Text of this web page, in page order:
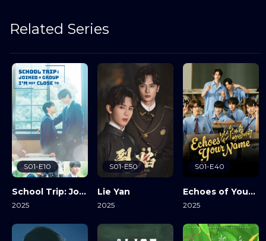
Related Series
School Trip: Joined A Group I’m Not Close To
2025
S01-E10
Lie Yan
2025
S01-E50
Echoes of Your Name
2025
S01-E40